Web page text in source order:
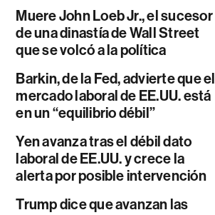
Muere John Loeb Jr., el sucesor
de una dinastía de Wall Street
que se volcó a la política
Barkin, de la Fed, advierte que el
mercado laboral de EE.UU. está
en un “equilibrio débil”
Yen avanza tras el débil dato
laboral de EE.UU. y crece la
alerta por posible intervención
Trump dice que avanzan las